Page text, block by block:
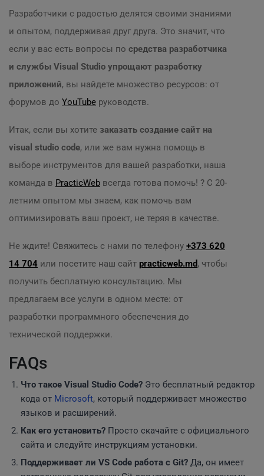
Разработчики с радостью делятся своими знаниями
и опытом, поддерживая друг друга. Это значит, что
если у вас есть вопросы по средства разработчика
и службы Visual Studio упрощают разработку
приложений, вы найдете множество ресурсов: от
форумов до YouTube руководств.
Итак, если вы хотите заказать создание сайт на
visual studio code, или же вам нужна помощь в
выборе инструментов для вашей разработки, наша
команда в PracticWeb всегда готова помочь! ? С 20-
летним опытом мы знаем, как помочь вам
оптимизировать ваш проект, не теряя в качестве.
Не ждите! Свяжитесь с нами по телефону +373 620
14 704 или посетите наш сайт practicweb.md, чтобы
получить бесплатную консультацию. Мы
предлагаем все услуги в одном месте: от
разработки программного обеспечения до
технической поддержки.
FAQs
Что такое Visual Studio Code? Это бесплатный редактор
кода от Microsoft, который поддерживает множество
языков и расширений.
Как его установить? Просто скачайте с официального
сайта и следуйте инструкциям установки.
Поддерживает ли VS Code работа с Git? Да, он имеет